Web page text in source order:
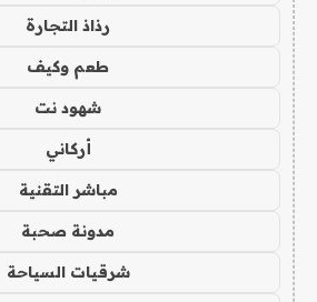
رذاذ التجارة
طعم وكيف
شهود نت
أركاني
مباشر التقنية
مدونة صحبة
شرقيات السياحة